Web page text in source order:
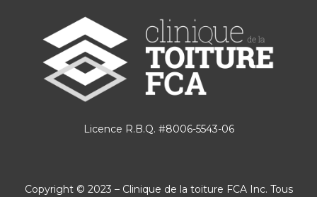
Licence R.B.Q. #8006-5543-06
Copyright © 2023 – Clinique de la toiture FCA Inc. Tous